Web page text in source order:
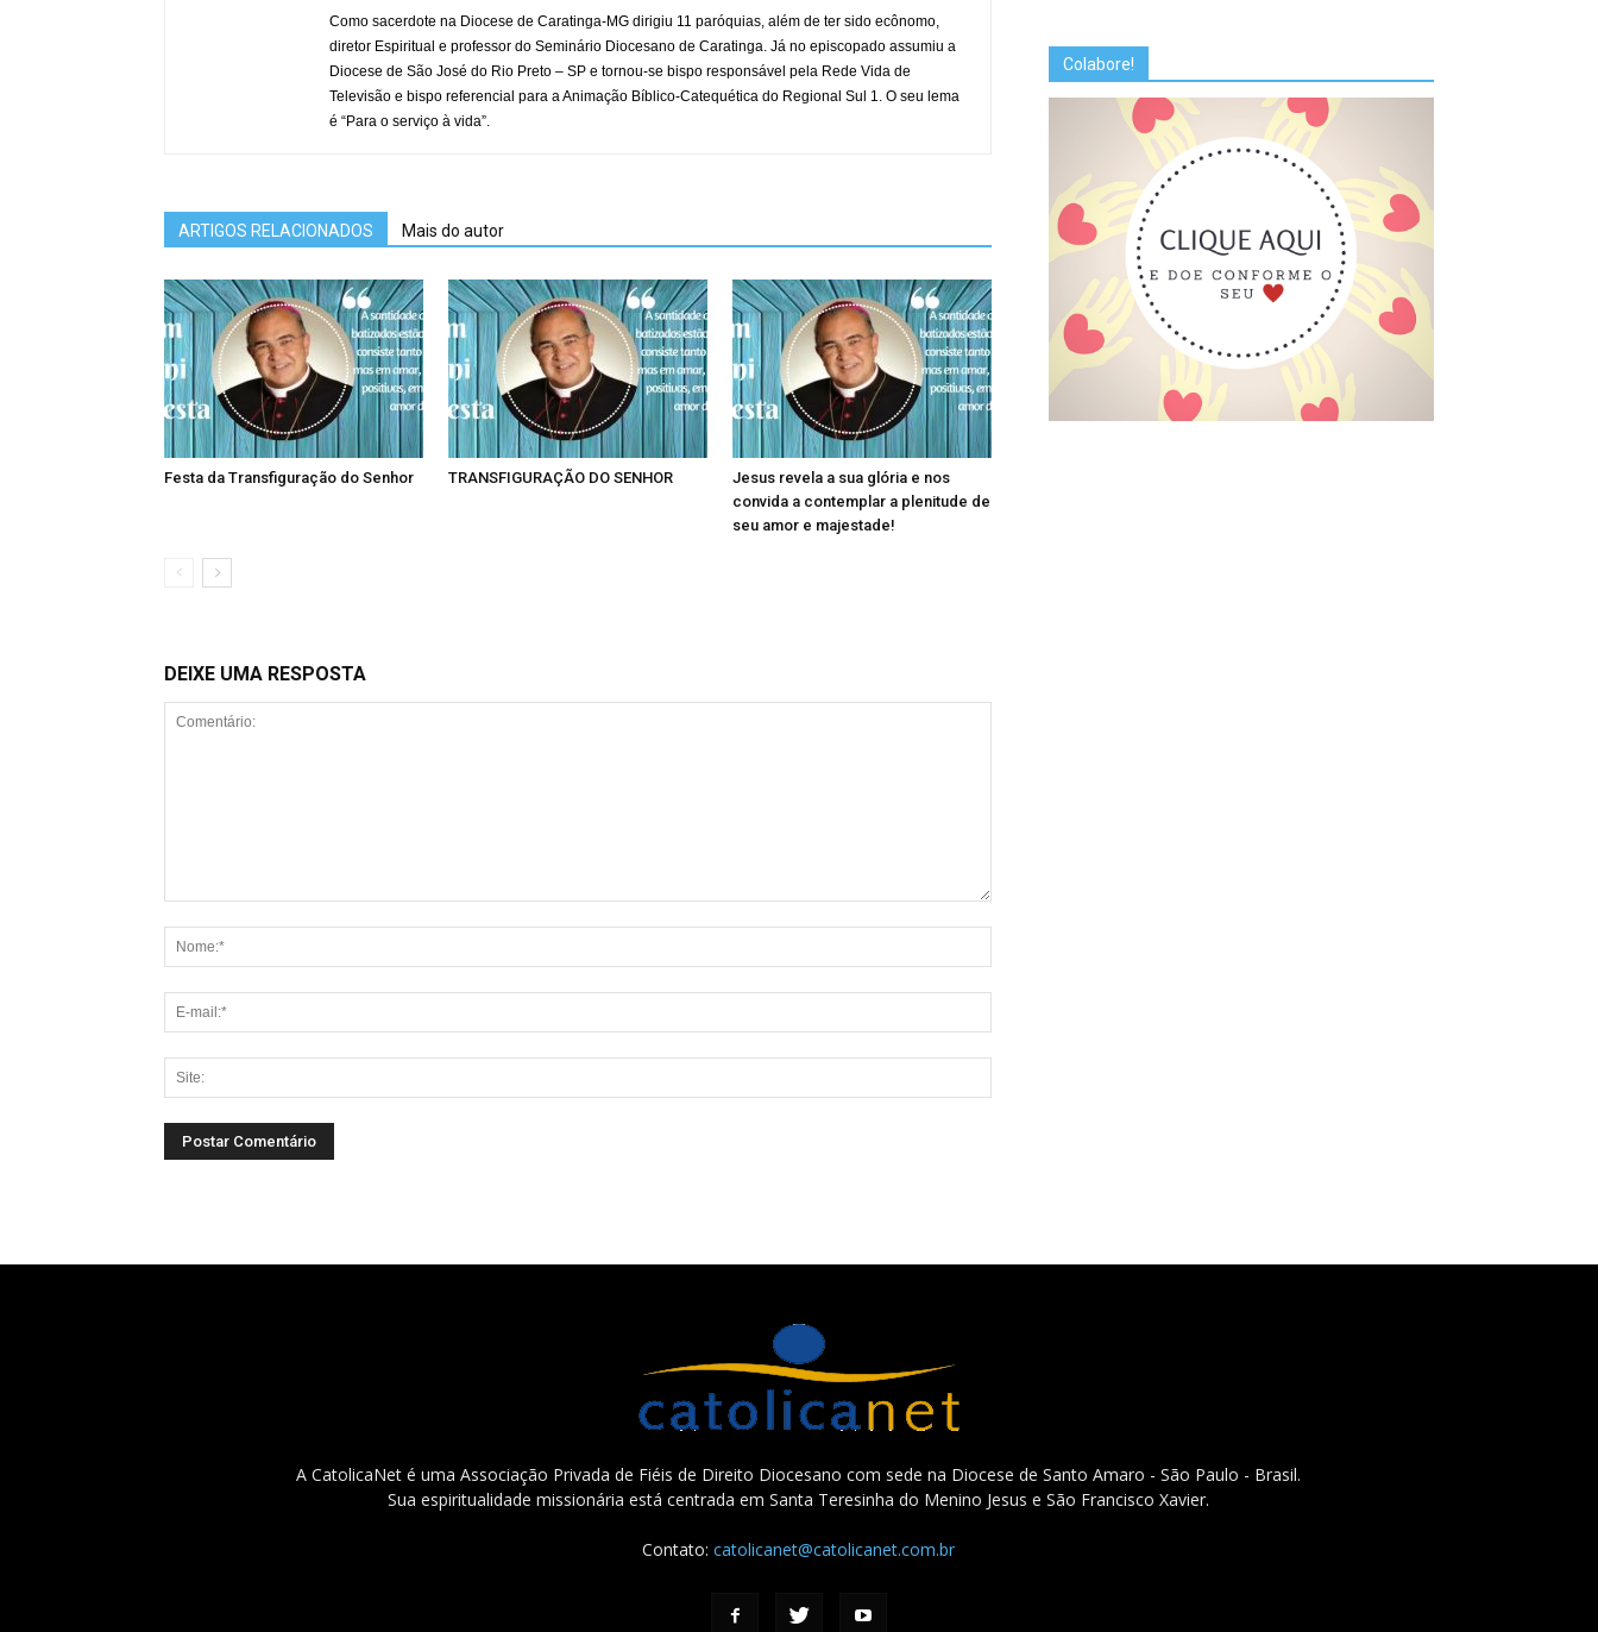
Como sacerdote na Diocese de Caratinga-MG dirigiu 11 paróquias, além de ter sido ecônomo,
diretor Espiritual e professor do Seminário Diocesano de Caratinga. Já no episcopado assumiu a
Diocese de São José do Rio Preto – SP e tornou-se bispo responsável pela Rede Vida de
Televisão e bispo referencial para a Animação Bíblico-Catequética do Regional Sul 1. O seu lema
é “Para o serviço à vida”.
ARTIGOS RELACIONADOS Mais do autor
Festa da Transfiguração do Senhor TRANSFIGURAÇÃO DO SENHOR
Jesus revela a sua glória e nos
convida a contemplar a plenitude de
seu amor e majestade!
DEIXE UMA RESPOSTA
Colabore!
A CatolicaNet é uma Associação Privada de Fiéis de Direito Diocesano com sede na Diocese de Santo Amaro - São Paulo - Brasil.
Sua espiritualidade missionária está centrada em Santa Teresinha do Menino Jesus e São Francisco Xavier.
Contato:catolicanet@catolicanet.com.br